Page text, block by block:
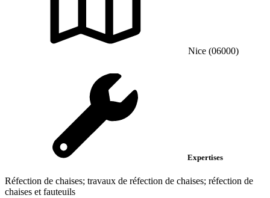
Nice (06000)
Expertises
Réfection de chaises; travaux de réfection de chaises; réfection de
chaises et fauteuils